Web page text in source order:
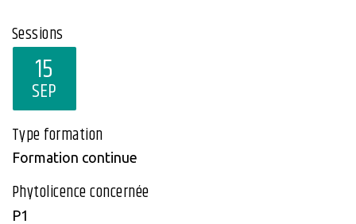
Sessions
15
SEP
Type formation
Formation continue
Phytolicence concernée
P1